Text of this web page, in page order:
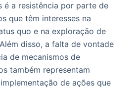
é a resistência por parte de
que têm interesses na
quo e na exploração de
disso, a falta de vontade
de mecanismos de
também representam
de ações que